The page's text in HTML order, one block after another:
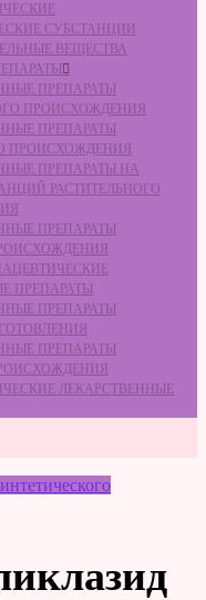
СУБСТАНЦИИ
ВЕЩЕСТВА
ПРЕПАРАТЫ
ПРОИСХОЖДЕНИЯ
ПРЕПАРАТЫ
ПРОИСХОЖДЕНИЯ
ПРЕПАРАТЫ НА
РАСТИТЕЛЬНОГО
ПРЕПАРАТЫ
ПРЕПАРАТЫ
ПРЕПАРАТЫ
ПРЕПАРАТЫ
ЛЕКАРСТВЕННЫЕ